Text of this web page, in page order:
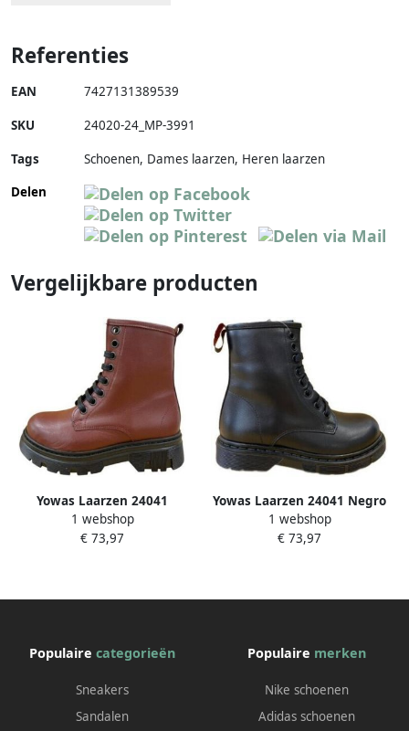
Referenties
EAN 7427131389539
SKU 24020-24_MP-3991
Tags
Schoenen, Dames laarzen, Heren laarzen
Delen
Vergelijkbare producten
Yowas Laarzen 24041
Burdeos
1 webshop
€ 73,97
Yowas Laarzen 24041 Negro
1 webshop
€ 73,97
Populaire categorieën
Sneakers
Sandalen
Populaire merken
Nike schoenen
Adidas schoenen